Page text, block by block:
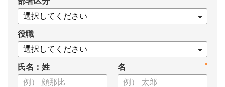
案の生成など、コピペで使えるプロンプトも収録！
生成AIを「壁打ち相手」や「作業アシスタント」にして、明日か
らの人事業務を効率化してみませんか？
【資料の内容】
・人事担当者に聞いた「生成AI活用に関する実態調査」
・生成AI利用における注意点やルール
役職
氏名：姓 *
名